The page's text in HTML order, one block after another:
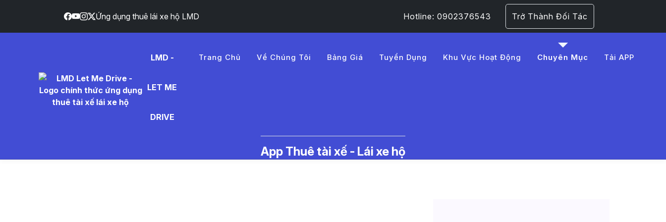
Ứng dụng thuê lái xe hộ LMD Hotline: 0902376543 Trở Thành Đối Tác
LMD -
LET ME
DRIVE
Trang Chủ Về Chúng Tôi Bảng Giá Tuyển Dụng Khu Vực Hoạt Động Chuyên Mục Tải APP
App Thuê tài xế - Lái xe hộ
l%E1%BB%8Bch%20concert%20qu%E1%BB%91c%20gia
- Tin Tức Thuê Tài Xế Lái Xe Hộ | LMD - Trang 1​